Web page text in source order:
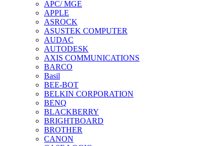
APC/ MGE
APPLE
ASROCK
ASUSTEK COMPUTER
AUDAC
AUTODESK
AXIS COMMUNICATIONS
BARCO
Basil
BEE-BOT
BELKIN CORPORATION
BENQ
BLACKBERRY
BRIGHTBOARD
BROTHER
CANON